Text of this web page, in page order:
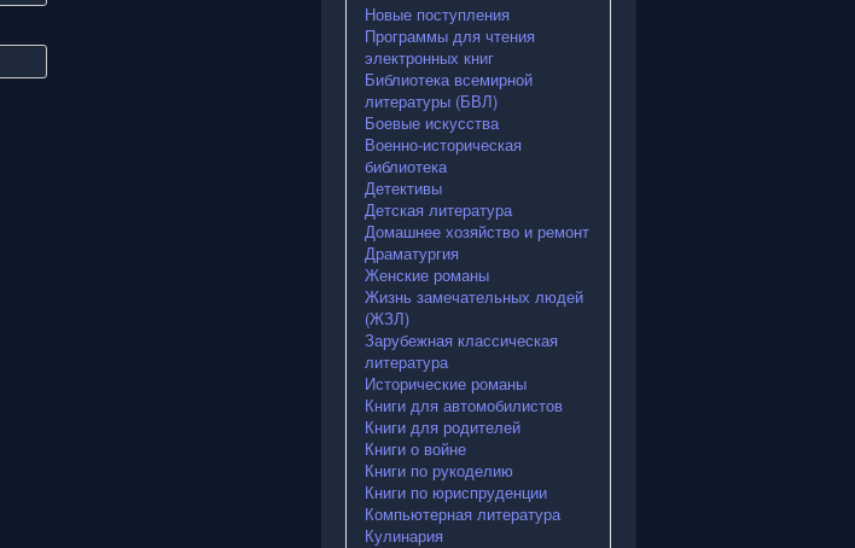
Новые поступления
Программы для чтения
электронных книг
Библиотека всемирной
литературы (БВЛ)
Боевые искусства
Военно-историческая
библиотека
Детективы
Детская литература
Домашнее хозяйство и ремонт
Драматургия
Женские романы
Жизнь замечательных людей
(ЖЗЛ)
Зарубежная классическая
литература
Исторические романы
Книги для автомобилистов
Книги для родителей
Книги о войне
Книги по рукоделию
Книги по юриспруденции
Компьютерная литература
Кулинария